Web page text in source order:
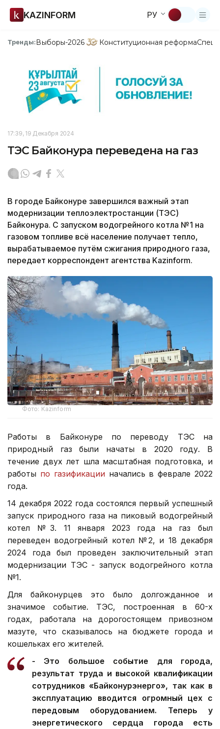
KAZINFORM РУ
Тренды:Выборы-2026 Конституционная реформа
17:39, 19 Декабря 2024
ТЭС Байконура переведена на газ
В городе Байконуре завершился важный этап
модернизации теплоэлектростанции (ТЭС)
Байконура. С запуском водогрейного котла №1 на
газовом топливе всё население получает тепло,
вырабатываемое путём сжигания природного газа,
передает корреспондент агентства Kazinform.
Фото: Kazinform
Работы в Байконуре по переводу ТЭС на
природный газ были начаты в 2020 году. В
течение двух лет шла масштабная подготовка, и
работы по газификацииначались в феврале 2022
года.
14 декабря 2022 года состоялся первый успешный
запуск природного газа на пиковый водогрейный
котел №3. 11 января 2023 года на газ был
переведен водогрейный котел №2, и 18 декабря
2024 года был проведен заключительный этап
модернизации ТЭС - запуск водогрейного котла
№1.
Для байконурцев это было долгожданное и
значимое событие. ТЭС, построенная в 60-х
годах, работала на дорогостоящем привозном
мазуте, что сказывалось на бюджете города и
кошельках его жителей.
- Это большое событие для города,
результат труда и высокой квалификации
сотрудников «Байконурэнерго», так как в
эксплуатацию вводится огромный цех с
передовым оборудованием. Теперь у
энергетического сердца города есть